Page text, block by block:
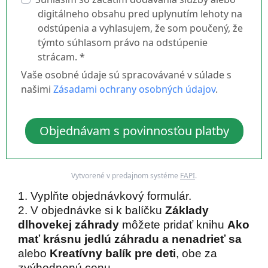
digitálneho obsahu pred uplynutím lehoty na
odstúpenia a vyhlasujem, že som poučený, že
týmto súhlasom právo na odstúpenie
strácam. *
Vaše osobné údaje sú spracovávané v súlade s
našimi Zásadami ochrany osobných údajov.
Objednávam s povinnosťou platby
Vytvorené v predajnom systéme FAPI.
1. Vyplňte objednávkový formulár.
2. V objednávke si k balíčku Základy
dlhovekej záhrady môžete pridať knihu Ako
mať krásnu jedlú záhradu a nenadrieť sa
alebo Kreatívny balík pre deti, obe za